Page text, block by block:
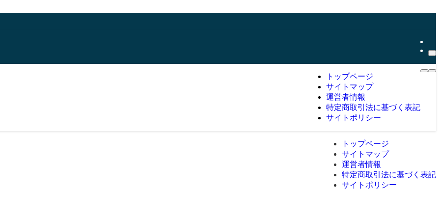
トップページ
サイトマップ
運営者情報
特定商取引法に基づく表記
サイトポリシー
トップページ
サイトマップ
運営者情報
特定商取引法に基づく表記
サイトポリシー